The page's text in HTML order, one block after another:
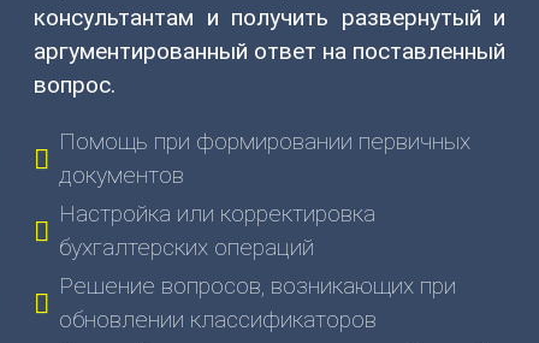
gov-
ip@mail.ru
Нижний
Новгород,
ул.
Ефремова,
консультантам и получить развернутый и
аргументированный ответ на поставленный
вопрос.
Помощь при формировании первичных
документов
Настройка или корректировка
бухгалтерских операций
Решение вопросов, возникающих при
обновлении классификаторов